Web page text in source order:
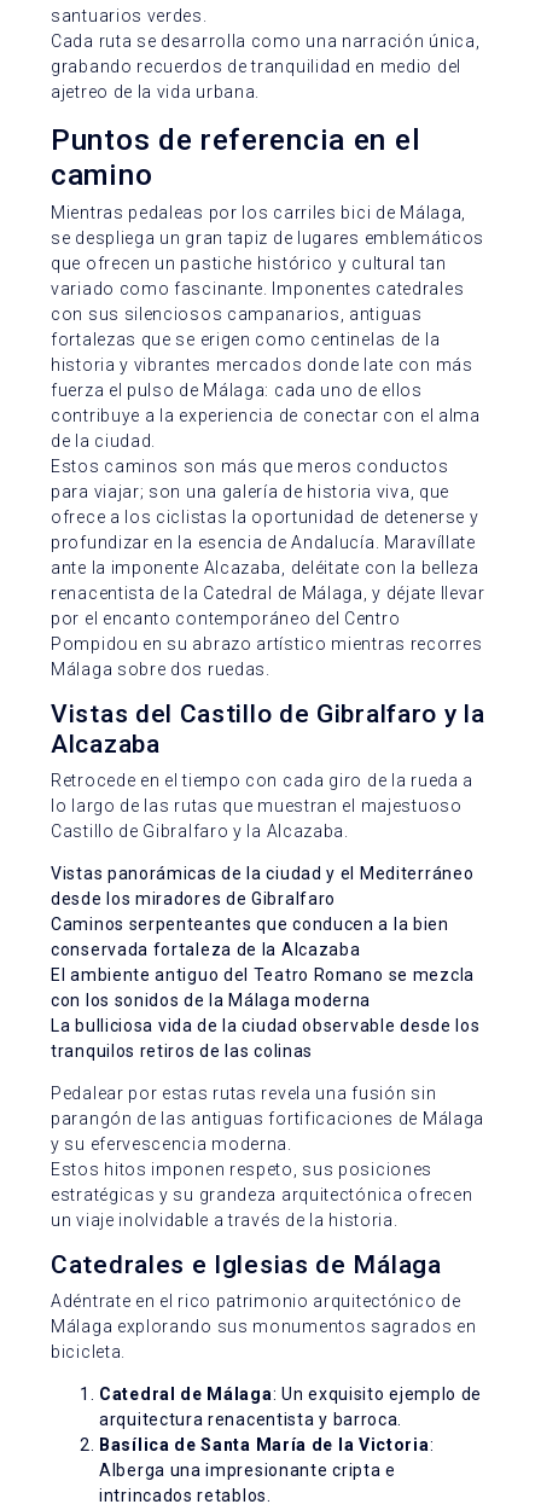
santuarios verdes.
Cada ruta se desarrolla como una narración única,
grabando recuerdos de tranquilidad en medio del
ajetreo de la vida urbana.
Puntos de referencia en el
camino
Mientras pedaleas por los carriles bici de Málaga,
se despliega un gran tapiz de lugares emblemáticos
que ofrecen un pastiche histórico y cultural tan
variado como fascinante. Imponentes catedrales
con sus silenciosos campanarios, antiguas
fortalezas que se erigen como centinelas de la
historia y vibrantes mercados donde late con más
fuerza el pulso de Málaga: cada uno de ellos
contribuye a la experiencia de conectar con el alma
de la ciudad.
Estos caminos son más que meros conductos
para viajar; son una galería de historia viva, que
ofrece a los ciclistas la oportunidad de detenerse y
profundizar en la esencia de Andalucía. Maravíllate
ante la imponente Alcazaba, deléitate con la belleza
renacentista de la Catedral de Málaga, y déjate llevar
por el encanto contemporáneo del Centro
Pompidou en su abrazo artístico mientras recorres
Málaga sobre dos ruedas.
Vistas del Castillo de Gibralfaro y la
Alcazaba
Retrocede en el tiempo con cada giro de la rueda a
lo largo de las rutas que muestran el majestuoso
Castillo de Gibralfaro y la Alcazaba.
Vistas panorámicas de la ciudad y el Mediterráneo
desde los miradores de Gibralfaro
Caminos serpenteantes que conducen a la bien
conservada fortaleza de la Alcazaba
El ambiente antiguo del Teatro Romano se mezcla
con los sonidos de la Málaga moderna
La bulliciosa vida de la ciudad observable desde los
tranquilos retiros de las colinas
Pedalear por estas rutas revela una fusión sin
parangón de las antiguas fortificaciones de Málaga
y su efervescencia moderna.
Estos hitos imponen respeto, sus posiciones
estratégicas y su grandeza arquitectónica ofrecen
un viaje inolvidable a través de la historia.
Catedrales e Iglesias de Málaga
Adéntrate en el rico patrimonio arquitectónico de
Málaga explorando sus monumentos sagrados en
bicicleta.
Catedral de Málaga: Un exquisito ejemplo de
arquitectura renacentista y barroca.
Basílica de Santa María de la Victoria:
Alberga una impresionante cripta e
intrincados retablos.